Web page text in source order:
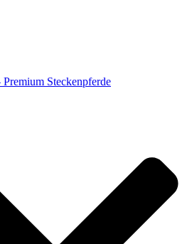
Steckenpferde